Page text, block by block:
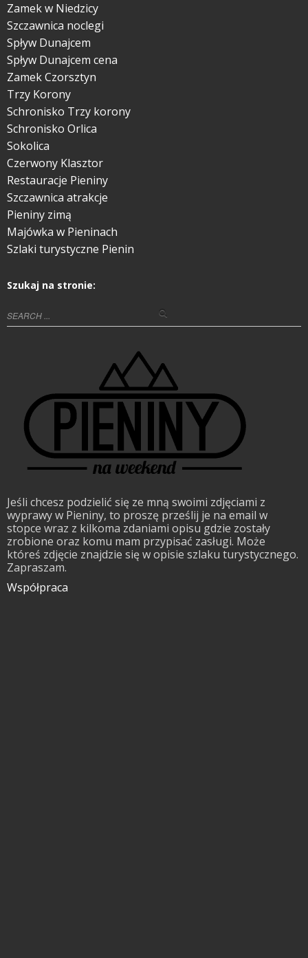
Zamek w Niedzicy
Szczawnica noclegi
Spływ Dunajcem
Spływ Dunajcem cena
Zamek Czorsztyn
Trzy Korony
Schronisko Trzy korony
Schronisko Orlica
Sokolica
Czerwony Klasztor
Restauracje Pieniny
Szczawnica atrakcje
Pieniny zimą
Majówka w Pieninach
Szlaki turystyczne Pienin
Szukaj na stronie:
Jeśli chcesz podzielić się ze mną swoimi zdjęciami z
wyprawy w Pieniny, to proszę prześlij je na email w
stopce wraz z kilkoma zdaniami opisu gdzie zostały
zrobione oraz komu mam przypisać zasługi. Może
któreś zdjęcie znajdzie się w opisie szlaku turystycznego.
Zapraszam.
Współpraca